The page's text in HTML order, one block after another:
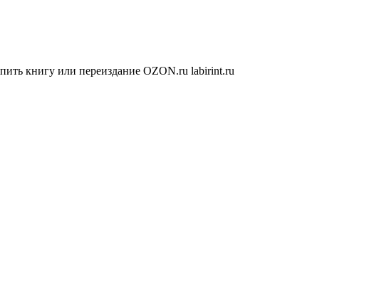
книгу или переиздание OZON.ru labirint.ru